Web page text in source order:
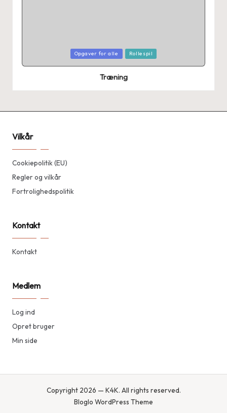
Opgaver for alle Rollespil
Træning
Vilkår
Cookiepolitik (EU)
Regler og vilkår
Fortrolighedspolitik
Kontakt
Kontakt
Medlem
Log ind
Opret bruger
Min side
Copyright 2026 — K4K. All rights reserved.
Bloglo WordPress Theme